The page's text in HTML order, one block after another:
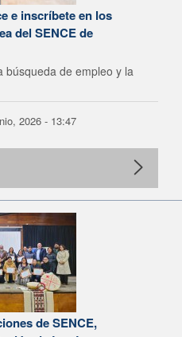
e inscríbete en los
del SENCE de
búsqueda de empleo y la
2026 - 13:47
de SENCE,